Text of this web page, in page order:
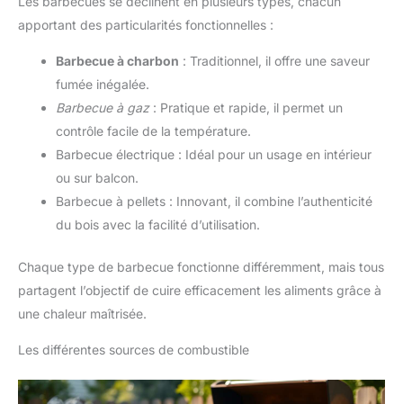
apportant des particularités fonctionnelles :
Barbecue à charbon : Traditionnel, il offre une saveur
fumée inégalée.
Barbecue à gaz: Pratique et rapide, il permet un
contrôle facile de la température.
Barbecue électrique : Idéal pour un usage en intérieur
ou sur balcon.
Barbecue à pellets : Innovant, il combine l’authenticité
du bois avec la facilité d’utilisation.
Chaque type de barbecue fonctionne différemment, mais tous
partagent l’objectif de cuire efficacement les aliments grâce à
une chaleur maîtrisée.
Les différentes sources de combustible